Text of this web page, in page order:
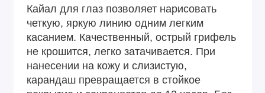
Кайал для глаз позволяет нарисовать
четкую, яркую линию одним легким
касанием. Качественный, острый грифель
не крошится, легко затачивается. При
нанесении на кожу и слизистую,
карандаш превращается в стойкое